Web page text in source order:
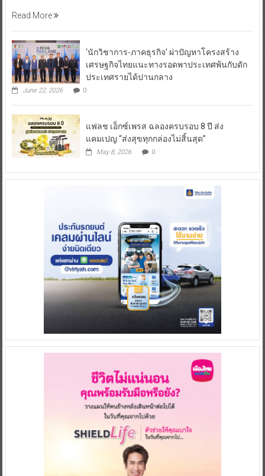
Read More
‘นักวิชาการ-ภาคธุรกิจ’ ผ่าปัญหาโครงสร้าง
เศรษฐกิจไทยแนะทางรอดพาประเทศพ้นกับดัก
ประเทศรายได้ปานกลาง
June 22, 2026 0
แฟลช เอ็กซ์เพรส ฉลองครบรอบ 8 ปี ส่ง
แคมเปญ “ส่งสุขทุกกล่องไม่สิ้นสุด”
May 8, 2026 0